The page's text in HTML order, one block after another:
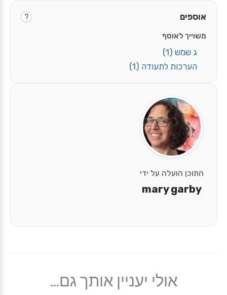
התוכן הועלה על ידי
mary garby
אוספים ?
משוייך לאוסף
ג שמש (1)
הערכות לתעודה (1)
אולי יעניין אותך גם...